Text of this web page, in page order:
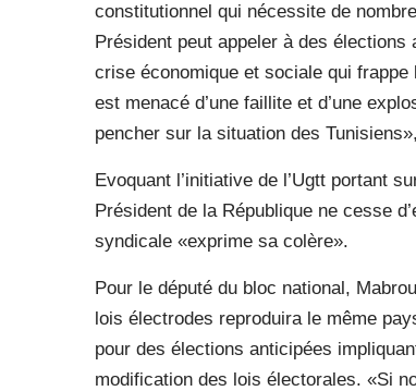
constitutionnel qui nécessite de
Président peut appeler à des
crise économique et sociale qui
est menacé d’une faillite et d’une
pencher sur la situation des
Evoquant l’initiative de l’Ugtt portant
Président de la République ne cesse
syndicale «exprime sa colère».
Pour le député du bloc national,
lois électrodes reproduira le même
pour des élections anticipées
modification des lois électorales. «Si